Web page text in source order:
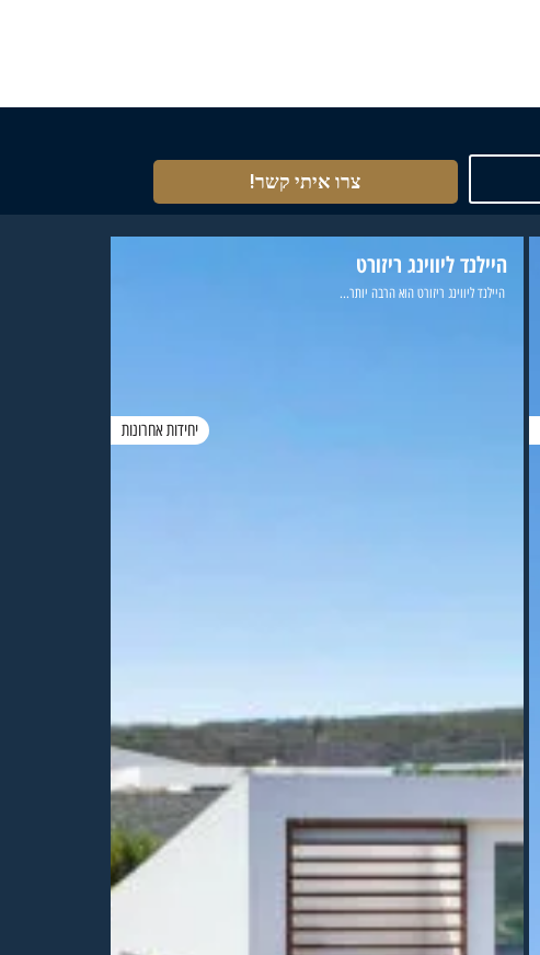
צרו איתי קשר!
היילנד ליווינג ריזורט
היילנד ליווינג ריזורט הוא הרבה יותר...
יחידות אחרונות